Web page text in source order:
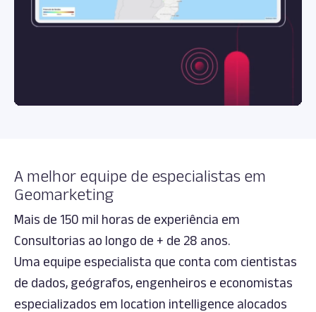
A melhor equipe de especialistas em
Geomarketing
Mais de 150 mil horas de experiência em
Consultorias ao longo de + de 28 anos.
Uma equipe especialista que conta com cientistas
de dados, geógrafos, engenheiros e economistas
especializados em location intelligence alocados